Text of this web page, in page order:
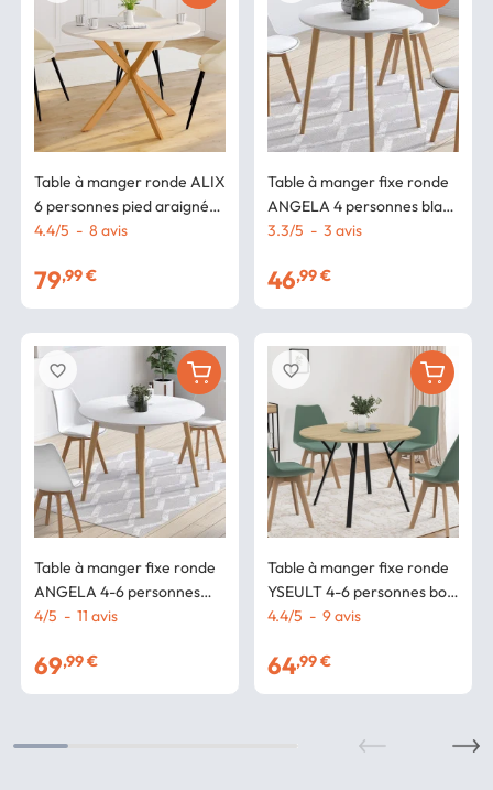
Table à manger ronde ALIX
6 personnes pied araignée
bois plateau blanc GISELE
4.4/5 - 8 avis
79,99 €
Table à manger fixe ronde
ANGELA 4-6 personnes
blanc pieds bois 110 cm
4/5 - 11 avis
69,99 €
favorite_border
Table à manger fixe ronde
ANGELA 4 personnes blanc
pieds bois 80 cm
3.3/5 - 3 avis
46,99 €
Table à manger fixe ronde
YSEULT 4-6 personnes bois
et noir design industriel 110
4.4/5 - 9avis
64,99 €
favorite_border